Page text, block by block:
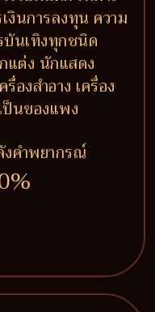
งินการลงทุน ความ
บันเทิงทุกชนิด
ต่ง นักแสดง
องสำอาง เครื่อง
ป็นของแพง
คำพยากรณ์